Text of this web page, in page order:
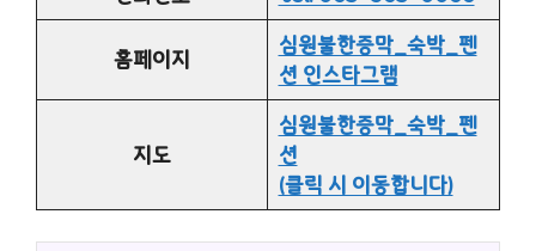
홈페이지
심원불한증막_숙박_펜
션 인스타그램
지도
심원불한증막_숙박_펜
션
(클릭 시 이동합니다)